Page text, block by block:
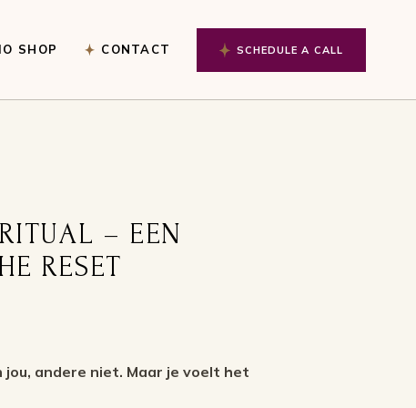
SHOP CONTACT SCHEDULE A CALL
– EEN
RESET
jou, andere niet. Maar je voelt het